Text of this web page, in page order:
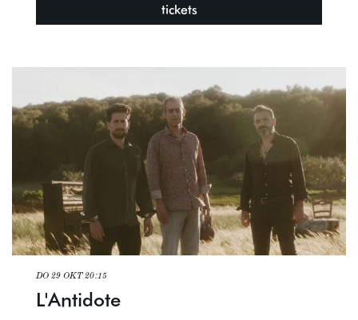
tickets
L'Antidote
DO 29 OKT20:15